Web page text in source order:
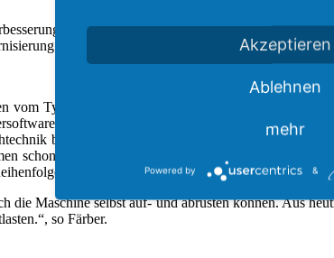
der Qualität und Effizienz verbinden
des Abkantbereichs.
vom Typ TruBend 5000 vollzieht Dittrich & Greipl
vereinfacht die Programmerstellung erheblich
bei D&G. Die erste Richtungsentscheidung
schon früh auf die steigende Anzahl an
ab.
die Maschine selbst auf- und abrüsten können. Aus
so Färber.
Akzeptieren
Ablehnen
mehr
Powered by &